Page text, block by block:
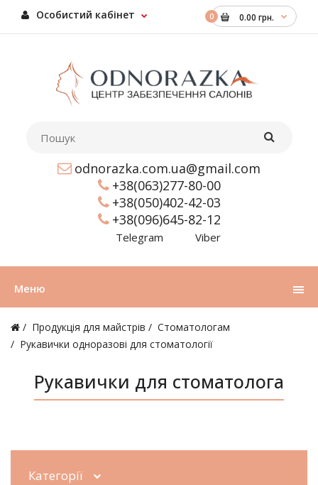
0 0.00 грн.
Особистий кабінет
odnorazka.com.ua@gmail.com
+38(063)277-80-00
+38(050)402-42-03
+38(096)645-82-12
Telegram Viber
Меню
Продукція для майстрів
Стоматологам
Рукавички одноразові для стоматології
Рукавички для стоматолога
Категорії